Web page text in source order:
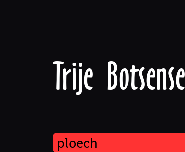
Trije Botsense
ploech